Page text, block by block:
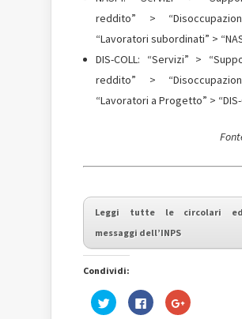
reddito” >
“Lavoratori subordinati” >
DIS-COLL: “Servizi” >
reddito” >
“Lavoratori a Progetto” > “DIS-
Leggi tutte le circolari
messaggi dell’INPS
Condividi:
Fai
clic
Fai
clic
Fai
clic